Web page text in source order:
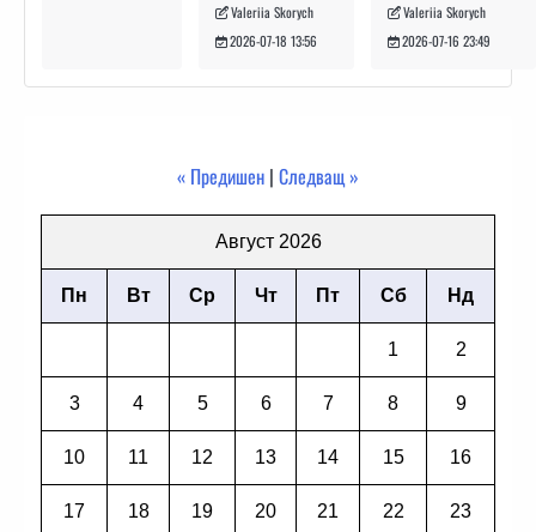
Valeriia Skorych
2026-07-18 13:56
Valeriia Skorych
2026-07-16 23:49
« Предишен | Следващ »
Август 2026
Пн Вт Ср Чт Пт Сб Нд
1 2
3 4 5 6 7 8 9
10 11 12 13 14 15 16
17 18 19 20 21 22 23